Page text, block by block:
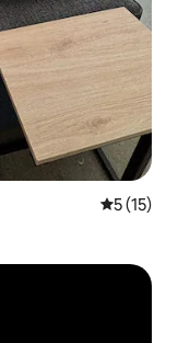
從 15 則
5 (15)